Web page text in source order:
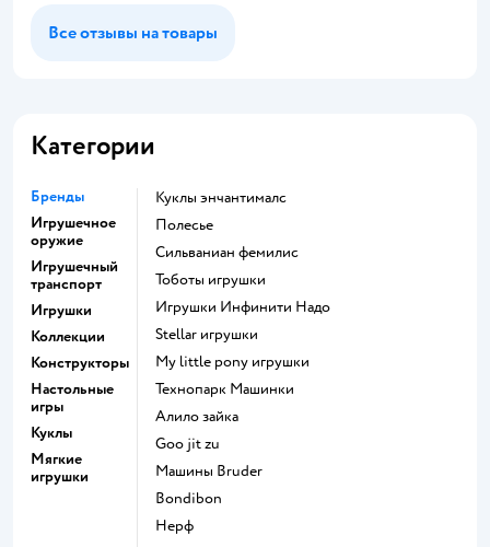
Все отзывы на товары
Категории
Бренды
Игрушечное
оружие
Игрушечный
транспорт
Игрушки
Коллекции
Конструкторы
Настольные
игры
Куклы
Мягкие
игрушки
Куклы энчантималс
Полесье
Сильваниан фемилис
Тоботы игрушки
Игрушки Инфинити Надо
Stellar игрушки
my little pony игрушки
Технопарк Машинки
Алило зайка
Goo jit zu
Машины Bruder
Bondibon
Нерф